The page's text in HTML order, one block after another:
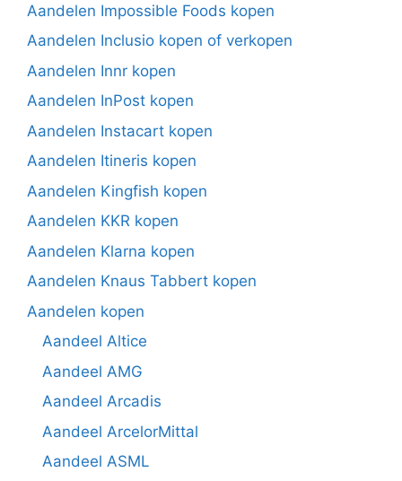
Aandelen Impossible Foods kopen
Aandelen Inclusio kopen of verkopen
Aandelen Innr kopen
Aandelen InPost kopen
Aandelen Instacart kopen
Aandelen Itineris kopen
Aandelen Kingfish kopen
Aandelen KKR kopen
Aandelen Klarna kopen
Aandelen Knaus Tabbert kopen
Aandelen kopen
Aandeel Altice
Aandeel AMG
Aandeel Arcadis
Aandeel ArcelorMittal
Aandeel ASML